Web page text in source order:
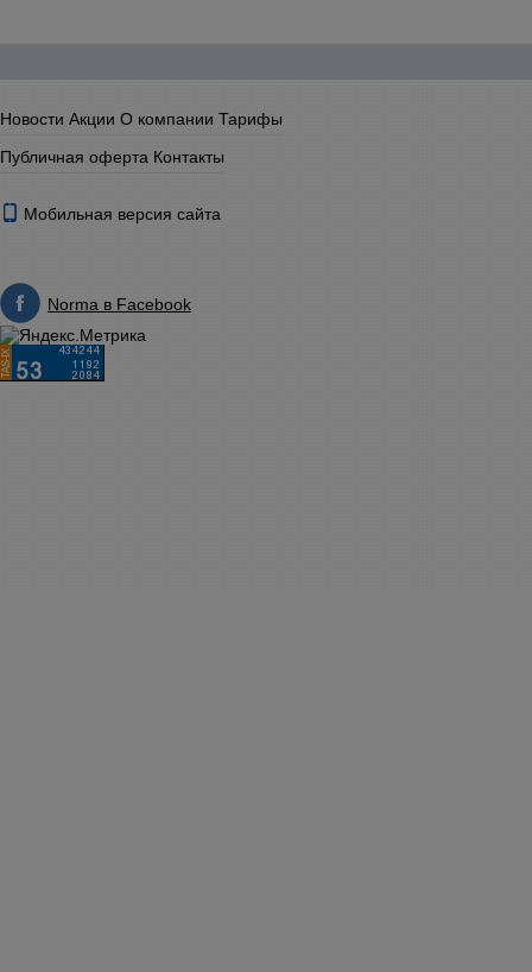
Новости Акции О компании Тарифы
Публичная оферта Контакты
Мобильная версия сайта
Norma в Facebook